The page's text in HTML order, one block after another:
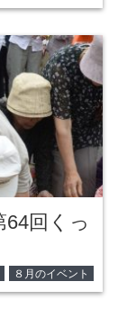
回くっ
８月のイベント